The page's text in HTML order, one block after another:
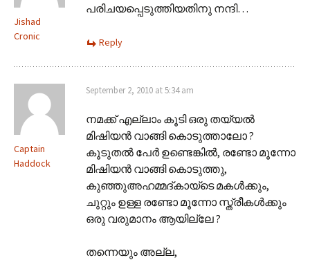
Jishad
Cronic
പരിചയപ്പെടുത്തിയതിനു നന്ദി…
Reply
Captain
Haddock
September 2, 2010 at 5:34 am
നമക്ക് എല്ലാം കൂടി ഒരു തയ്യല്‍
മിഷിയന്‍ വാങ്ങി കൊടുത്താലോ ?
കൂടുതല്‍ പേര്‍ ഉണ്ടെങ്കില്‍, രണ്ടോ മൂന്നോ
മിഷിയന്‍ വാങ്ങി കൊടുത്തു,
കുഞ്ഞുഅഹമ്മദ്കായ്ടെ മകള്‍ക്കും,
ചുറ്റും ഉള്ള രണ്ടോ മൂന്നോ സ്ത്രീകള്‍ക്കും
ഒരു വരുമാനം ആയില്ലേ ?
തന്നെയും അല്ല,